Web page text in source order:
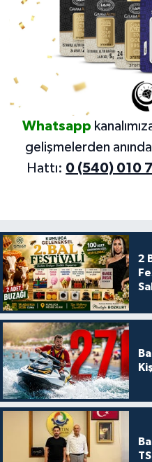
Whatsapp
gelişmelerden
Hattı: 0 (540) 010
2